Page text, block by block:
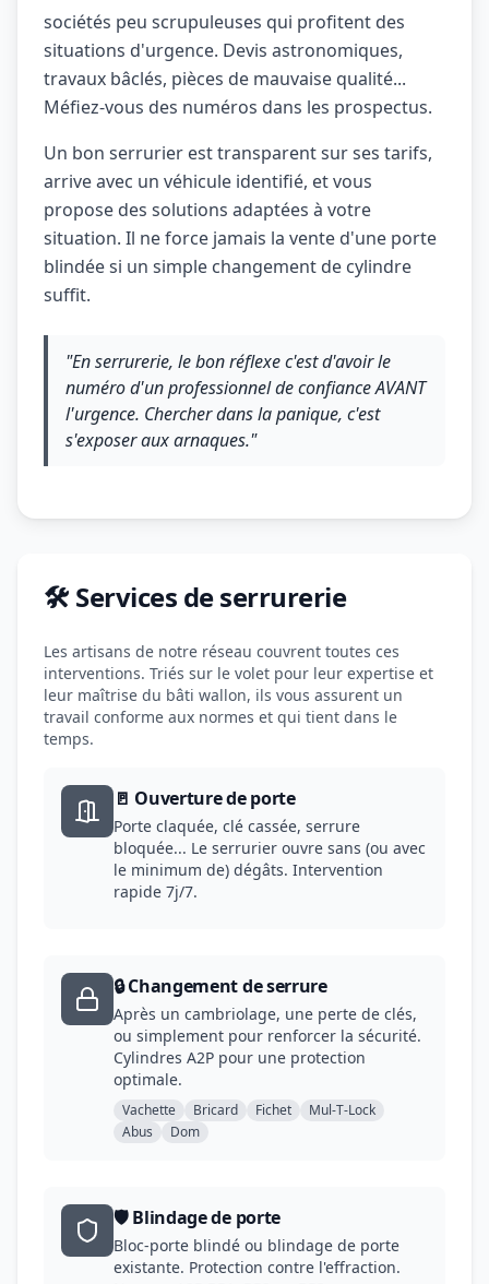
sociétés peu scrupuleuses qui profitent des
situations d'urgence. Devis astronomiques,
travaux bâclés, pièces de mauvaise qualité...
Méfiez-vous des numéros dans les prospectus.
Un bon serrurier est transparent sur ses tarifs,
arrive avec un véhicule identifié, et vous
propose des solutions adaptées à votre
situation. Il ne force jamais la vente d'une porte
blindée si un simple changement de cylindre
suffit.
"En serrurerie, le bon réflexe c'est d'avoir le
numéro d'un professionnel de confiance AVANT
l'urgence. Chercher dans la panique, c'est
s'exposer aux arnaques."
🛠️ Services de serrurerie
Les artisans de notre réseau couvrent toutes ces
interventions. Triés sur le volet pour leur expertise et
leur maîtrise du bâti wallon, ils vous assurent un
travail conforme aux normes et qui tient dans le
temps.
🚪 Ouverture de porte
Porte claquée, clé cassée, serrure
bloquée... Le serrurier ouvre sans (ou avec
le minimum de) dégâts. Intervention
rapide 7j/7.
🔒 Changement de serrure
Après un cambriolage, une perte de clés,
ou simplement pour renforcer la sécurité.
Cylindres A2P pour une protection
optimale.
Vachette Bricard Fichet
Mul-T-Lock
Abus
Dom
🛡️ Blindage de porte
Bloc-porte blindé ou blindage de porte
existante. Protection contre l'effraction.